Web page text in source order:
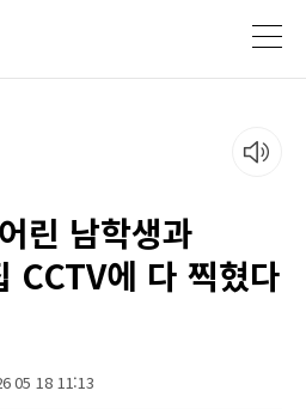
린 남학생과
에 다 찍혔다
05 18 11:13